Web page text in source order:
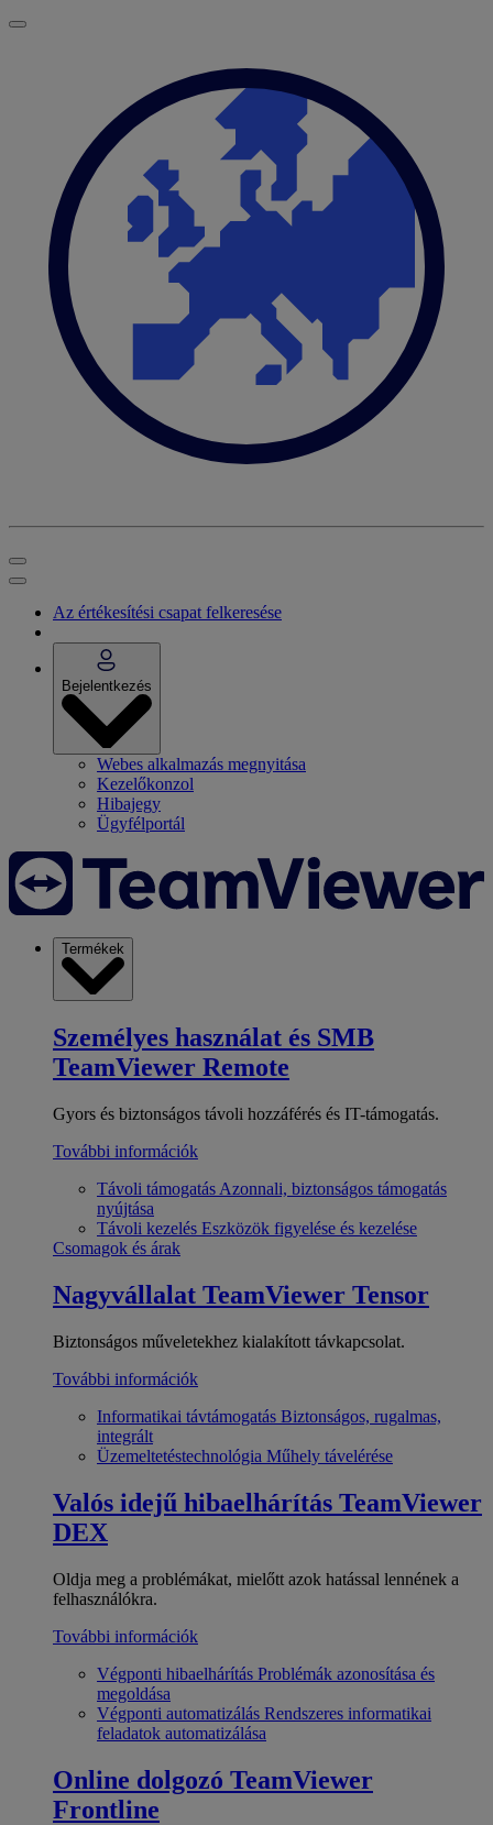
Az értékesítési csapat felkeresése
Bejelentkezés
Webes alkalmazás megnyitása
Kezelőkonzol
Hibajegy
Ügyfélportál
Termékek
Személyes használat és SMB
TeamViewer Remote
Gyors és biztonságos távoli hozzáférés és IT-támogatás.
További információk
Távoli támogatás Azonnali, biztonságos támogatás
nyújtása
Távoli kezelés Eszközök figyelése és kezelése
Csomagok és árak
Nagyvállalat TeamViewer Tensor
Biztonságos műveletekhez kialakított távkapcsolat.
További információk
Informatikai távtámogatás Biztonságos, rugalmas,
integrált
Üzemeltetéstechnológia Műhely távelérése
Valós idejű hibaelhárítás TeamViewer
DEX
Oldja meg a problémákat, mielőtt azok hatással lennének a
felhasználókra.
További információk
Végponti hibaelhárítás Problémák azonosítása és
megoldása
Végponti automatizálás Rendszeres informatikai
feladatok automatizálása
Online dolgozó TeamViewer
Frontline